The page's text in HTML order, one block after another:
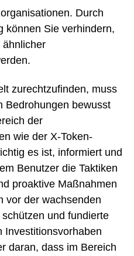
Durch
können Sie verhindern,
ähnlicher
zurechtzufinden, muss
Bedrohungen bewusst
der
wie der X-Token-
es ist, informiert und
Benutzer die Taktiken
proaktive Maßnahmen
vor der wachsenden
und fundierte
Investitionsvorhaben
daran, dass im Bereich